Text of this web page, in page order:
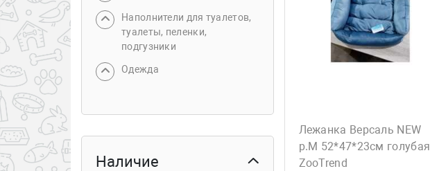
Наполнители для туалетов,
туалеты, пеленки,
подгузники
Одежда
Наличие
Лежанка Версаль NEW
р.М 52*47*23см голубая
ZooTrend